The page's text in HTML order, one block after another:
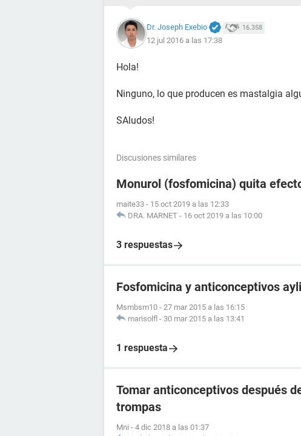
Dr. Joseph Exebio 16.358
12 jul 2016 a las 17:38
Hola!
Ninguno, lo que producen es mastalgia
SAludos!
Discusiones similares
Monurol (fosfomicina) quita
maite33 - 15 oct 2019 a las 12:33
DRA. MARNET - 16 oct 2019 a las 10:00
3 respuestas
Fosfomicina y anticonceptivos
Msmbsm10 - 27 mar 2015 a las 16:15
marisolfl - 30 mar 2015 a las 13:41
1 respuesta
Tomar anticonceptivos después
trompas
Mni - 4 dic 2018 a las 01:37